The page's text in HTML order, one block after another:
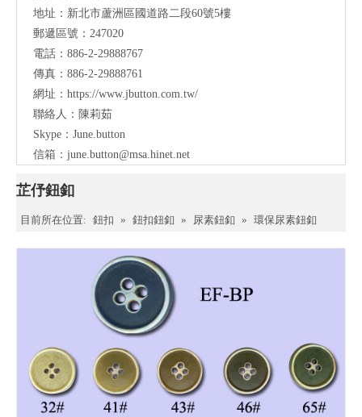
地址： 新北市蘆洲區國道路二段60號5樓
郵遞區號：247020
電話：886-2-29888767
傳真：886-2-29888761
網址： https://www.jbutton.com.tw/
聯絡人：陳莉茹
Skype：June.button
信箱： june.button@msa.hinet.net
芷伃鈕釦
目前所在位置: 鈕扣 » 鈕扣鈕釦 » 尿素鈕釦 » 環保尿素鈕釦